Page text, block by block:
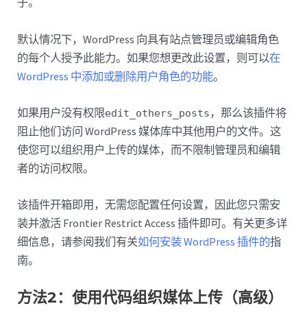
默认情况下，WordPress 向具有站点管理员或编辑角色
的每个人授予此能力。如果您想更改此设置，则可以在
WordPress 中添加或删除用户角色的功能。
如果用户没有权限edit_others_posts ，那么该插件将
阻止他们访问 WordPress 媒体库中其他用户的文件。这
使您可以组织用户上传的媒体，而不限制管理员和编辑
者的访问权限。
该插件开箱即用，无需您配置任何设置，因此您只需安
装并激活 Frontier Restrict Access 插件即可。有关更多详
细信息，请参阅我们有关如何安装 WordPress 插件的指
南。
方法2：使用代码组织媒体上传（高级）